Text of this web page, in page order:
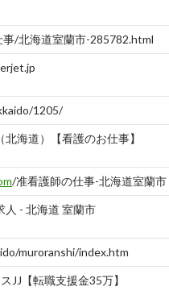
しごと検索 - Yahoo!しご
/北海道室蘭市-285782.html
1205/
海道）【看護のお仕事】
/准看護師の仕事-北海道室蘭市
人 - 北海道 室蘭市
muroranshi/index.htm
JJ【転職支援金35万】